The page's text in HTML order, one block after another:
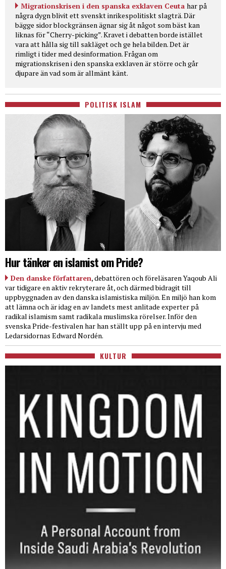
Migrationskrisen i den spanska exklaven Ceuta har på
några dygn blivit ett svenskt inrikespolitiskt slagträ. Där
bägge sidor blockgränsen ägnar sig åt något som bäst kan
liknas för “Cherry-picking”. Kravet i debatten borde istället
vara att hålla sig till sakläget och ge hela bilden. Det är
rimligt i tider med desinformation. Frågan om
migrationskrisen i den spanska exklaven är större och går
djupare än vad som är allmänt känt.
POLITISK ISLAM
Hur tänker en islamist om Pride?
Den danske författaren, debattören och föreläsaren Yaqoub Ali
var tidigare en aktiv rekryterare åt, och därmed bidragit till
uppbyggnaden av den danska islamistiska miljön. En miljö han kom
att lämna och är idag en av landets mest anlitade experter på
radikal islamism samt radikala muslimska rörelser. Inför den
svenska Pride-festivalen har han ställt upp på en intervju med
Ledarsidornas Edward Nordén.
KULTUR